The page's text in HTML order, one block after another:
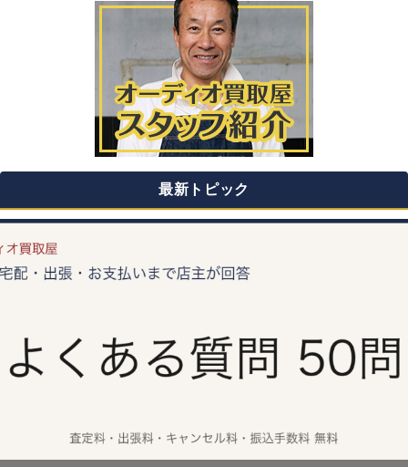
最新トピック